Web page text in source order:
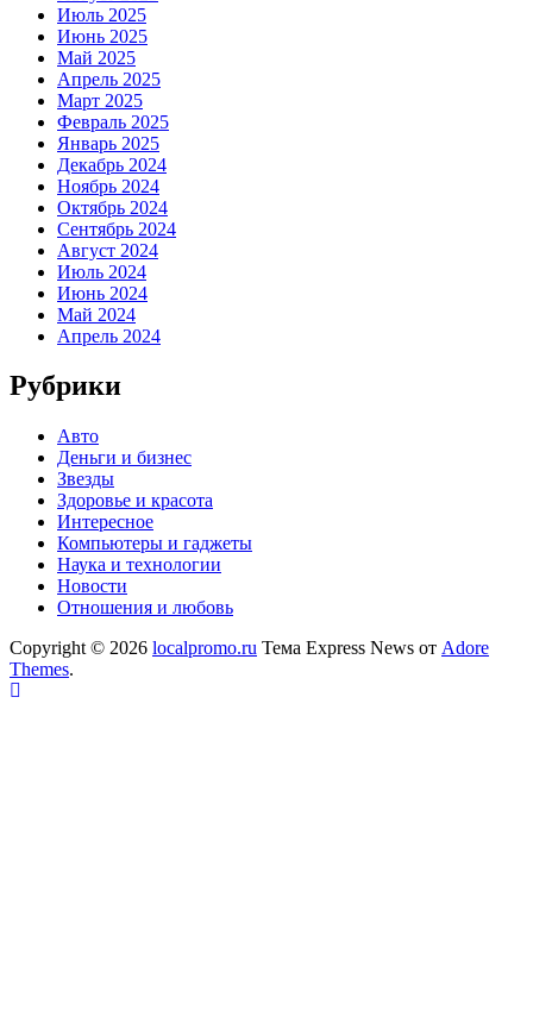
Июль 2025
Июнь 2025
Май 2025
Апрель 2025
Март 2025
Февраль 2025
Январь 2025
Декабрь 2024
Ноябрь 2024
Октябрь 2024
Сентябрь 2024
Август 2024
Июль 2024
Июнь 2024
Май 2024
Апрель 2024
Рубрики
Авто
Деньги и бизнес
Звезды
Здоровье и красота
Интересное
Компьютеры и гаджеты
Наука и технологии
Новости
Отношения и любовь
Copyright © 2026 localpromo.ru Тема Express News от Adore
Themes.